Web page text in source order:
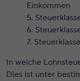
Einkommen
In welche
Dies ist unter